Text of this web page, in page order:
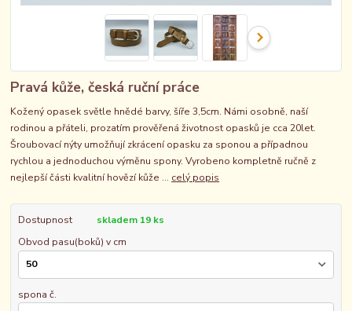
Pravá kůže, česká ruční práce
Kožený opasek světle hnědé barvy, šíře 3,5cm. Námi osobně, naší
rodinou a přáteli, prozatím prověřená životnost opasků je cca 20let.
Šroubovací nýty umožňují zkrácení opasku za sponou a případnou
rychlou a jednoduchou výměnu spony. Vyrobeno kompletně ručně z
nejlepší části kvalitní hovězí kůže ... celý popis
Dostupnost
skladem 19 ks
Obvod pasu(boků) v cm
spona č.